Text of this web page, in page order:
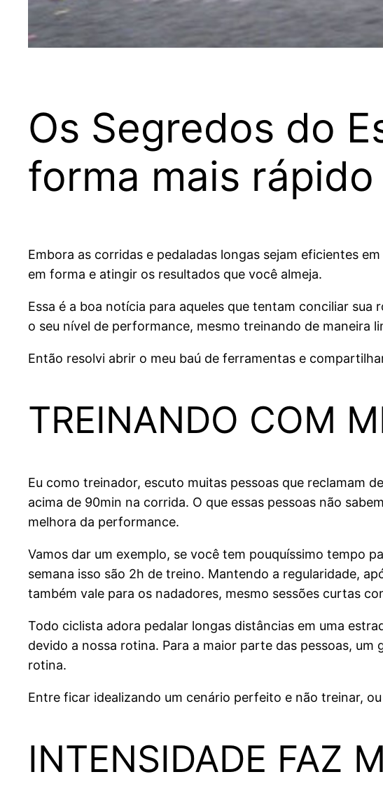
Os Segredos do
forma mais
Embora as corridas e pedaladas longas sejam eficientes
em forma e atingir os resultados que você almeja.
Essa é a boa notícia para aqueles que tentam conciliar
o seu nível de performance, mesmo treinando de maneira
Então resolvi abrir o meu baú de ferramentas e
TREINANDO COM
Eu como treinador, escuto muitas pessoas que reclamam
acima de 90min na corrida. O que essas pessoas não
melhora da performance.
Vamos dar um exemplo, se você tem pouquíssimo tempo
semana isso são 2h de treino. Mantendo a regularidade,
também vale para os nadadores, mesmo sessões curtas
Todo ciclista adora pedalar longas distâncias em uma
devido a nossa rotina. Para a maior parte das pessoas,
rotina.
Entre ficar idealizando um cenário perfeito e não treinar,
INTENSIDADE FAZ